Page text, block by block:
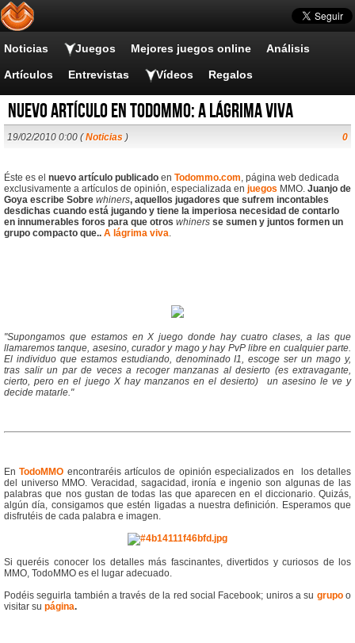
Noticias Juegos Mejores juegos online Análisis
Artículos Entrevistas Vídeos Regalos
Nuevo artículo en todommo: A lágrima viva
19/02/2010 0:00 (Noticias ) 0
Éste es el nuevo artículo publicado en Todommo.com, página web dedicada
exclusivamente a artículos de opinión, especializada en juegos MMO. Juanjo de
Goya escribe Sobre whiners, aquellos jugadores que sufrem incontables
desdichas cuando está jugando y tiene la imperiosa necesidad de contarlo
en innumerables foros para que otros whiners se sumen y juntos formen un
grupo compacto que.. A lágrima viva.
"Supongamos que estamos en X juego donde hay cuatro clases, a las que
llamaremos tanque, asesino, curador y mago y hay PvP libre en cualquier parte.
El individuo que estamos estudiando, denominado I1, escoge ser un mago y,
tras salir un par de veces a recoger manzanas al desierto (es extravagante,
cierto, pero en el juego X hay manzanos en el desierto) un asesino le ve y
decide matarle."
EnTodoMMO encontraréis artículos de opinión especializados en los detalles
del universo MMO. Veracidad, sagacidad, ironía e ingenio son algunas de las
palabras que nos gustan de todas las que aparecen en el diccionario. Quizás,
algún día, consigamos que estén ligadas a nuestra definición. Esperamos que
disfrutéis de cada palabra e imagen.
Si queréis conocer los detalles más fascinantes, divertidos y curiosos de los
MMO, TodoMMO es el lugar adecuado.
Podéis seguirla también a través de la red social Facebook; uniros a su grupoo
visitar su página.